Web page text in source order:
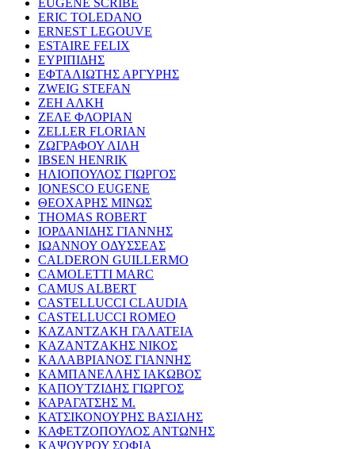
EUGENE SCRIBE
ERIC TOLEDANO
ERNEST LEGOUVE
ESTAIRE FELIX
ΕΥΡΙΠΙΔΗΣ
ΕΦΤΑΛΙΩΤΗΣ ΑΡΓΥΡΗΣ
ZWEIG STEFAN
ΖΕΗ ΑΛΚΗ
ΖΕΛΕ ΦΛΟΡΙΑΝ
ZELLER FLORIAN
ΖΩΓΡΑΦΟΥ ΛΙΛΗ
IBSEN HENRIK
ΗΛΙΟΠΟΥΛΟΣ ΓΙΩΡΓΟΣ
IONESCO EUGENE
ΘΕΟΧΑΡΗΣ ΜΙΝΩΣ
THOMAS ROBERT
ΙΟΡΔΑΝΙΔΗΣ ΓΙΑΝΝΗΣ
ΙΩΑΝΝΟΥ ΟΔΥΣΣΕΑΣ
CALDERON GUILLERMO
CAMOLETTI MARC
CAMUS ALBERT
CASTELLUCCI CLAUDIA
CASTELLUCCI ROMEO
ΚΑΖΑΝΤΖΑΚΗ ΓΑΛΑΤΕΙΑ
ΚΑΖΑΝΤΖΑΚΗΣ ΝΙΚΟΣ
ΚΑΛΑΒΡΙΑΝΟΣ ΓΙΑΝΝΗΣ
ΚΑΜΠΑΝΕΛΛΗΣ ΙΑΚΩΒΟΣ
ΚΑΠΟΥΤΖΙΔΗΣ ΓΙΩΡΓΟΣ
ΚΑΡΑΓΑΤΣΗΣ Μ.
ΚΑΤΣΙΚΟΝΟΥΡΗΣ ΒΑΣΙΛΗΣ
ΚΑΦΕΤΖΟΠΟΥΛΟΣ ΑΝΤΩΝΗΣ
ΚΑΨΟΥΡΟΥ ΣΟΦΙΑ